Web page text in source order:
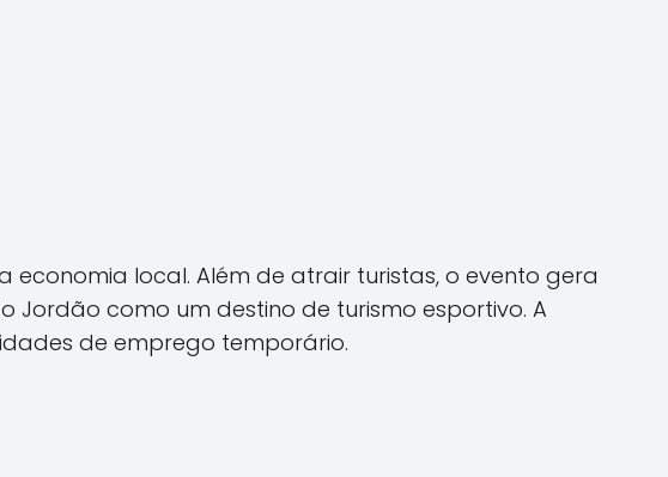
economia local. Além de atrair turistas, o evento gera
como um destino de turismo esportivo. A
de emprego temporário.